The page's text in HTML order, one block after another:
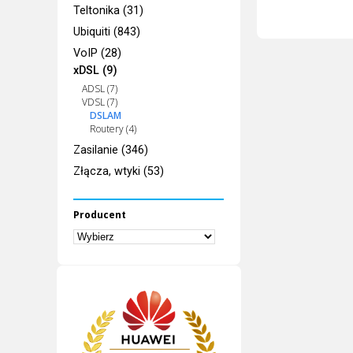
Teltonika (31)
Ubiquiti (843)
VoIP (28)
xDSL (9)
ADSL (7)
VDSL (7)
DSLAM
Routery (4)
Zasilanie (346)
Złącza, wtyki (53)
Producent